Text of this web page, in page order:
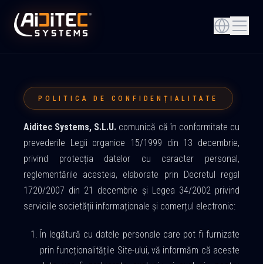
POLITICA DE CONFIDENȚIALITATE
Aiditec Systems, S.L.U. comunică că în conformitate cu
prevederile Legii organice 15/1999 din 13 decembrie,
privind protecția datelor cu caracter personal,
reglementările acesteia, elaborate prin Decretul regal
1720/2007 din 21 decembrie și Legea 34/2002 privind
serviciile societății informaționale și comerțul electronic:
În legătură cu datele personale care pot fi furnizate
prin funcționalitățile Site-ului, vă informăm că aceste